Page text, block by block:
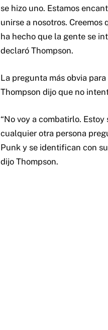
se hizo uno. Estamos
unirse a nosotros.
ha hecho que la gente se
declaró Thompson.
La pregunta más obvia
Thompson dijo que no
“No voy a combatirlo.
cualquier otra persona
Punk y se identifican con
dijo Thompson.